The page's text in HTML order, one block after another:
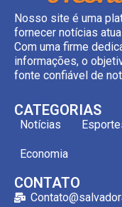
Nosso site é uma
fornecer notícias
Com uma firme
informações, o
fonte confiável de
CATEGORIAS
Notícias
Economia
CONTATO